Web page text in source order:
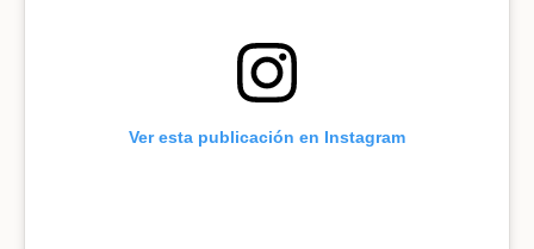
Ver esta publicación en Instagram